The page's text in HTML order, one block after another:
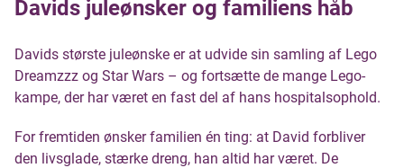
Davids juleønsker og familiens håb
Davids største juleønske er at udvide sin samling af Lego
Dreamzzz og Star Wars – og fortsætte de mange Lego-
kampe, der har været en fast del af hans hospitalsophold.
For fremtiden ønsker familien én ting: at David forbliver
den livsglade, stærke dreng, han altid har været. De